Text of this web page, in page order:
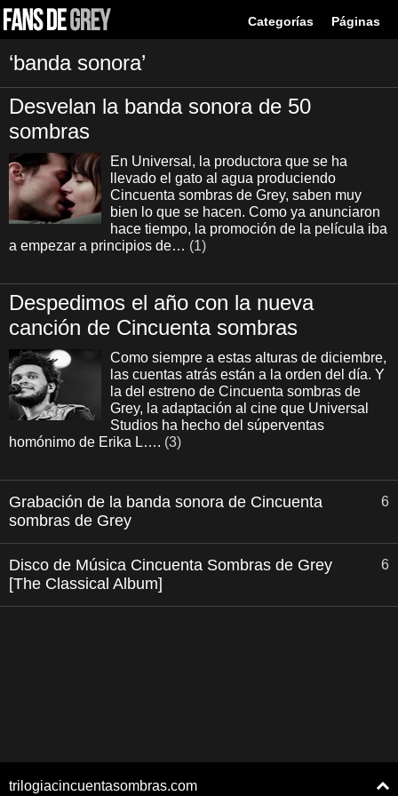
Categorías Páginas
‘banda sonora’
Desvelan la banda sonora de 50
sombras
En Universal, la productora que se ha
llevado el gato al agua produciendo
Cincuenta sombras de Grey, saben muy
bien lo que se hacen. Como ya anunciaron
hace tiempo, la promoción de la película iba
a empezar a principios de… (1)
Despedimos el año con la nueva
canción de Cincuenta sombras
Como siempre a estas alturas de diciembre,
las cuentas atrás están a la orden del día. Y
la del estreno de Cincuenta sombras de
Grey, la adaptación al cine que Universal
Studios ha hecho del súperventas
homónimo de Erika L…. (3)
Grabación de la banda sonora de Cincuenta
sombras de Grey
6
Disco de Música Cincuenta Sombras de Grey
[The Classical Album]
6
trilogiacincuentasombras.com